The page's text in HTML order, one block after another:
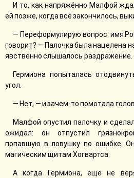
И то, как напряжённо Малфой
ей позже, когда всё закончилось,
— Переформулирую вопрос: имя
говорит? — Палочка была нацелена
явственно слышалось раздражение.
Гермиона попыталась
угол.
— Нет, — и зачем-то помотала
Малфой опустил палочку и
ожидал: он отпустил
попавшую в ловушку по ошибке.
магическим щитам Хогвартса.
А когда Гермиона, ещё не